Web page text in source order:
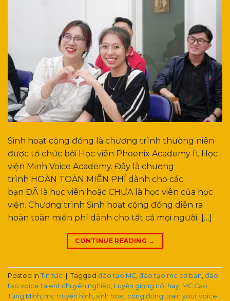
Sinh hoạt cộng đồng là chương trình thường niên
được tổ chức bởi Học viên Phoenix Academy ft Học
viện Minh Voice Academy. Đây là chương
trình HOÀN TOÀN MIỄN PHÍ dành cho các
bạn ĐÃ là học viên hoặc CHƯA là học viên của học
viện. Chương trình Sinh hoạt cộng đồng diễn ra
hoàn toàn miễn phí dành cho tất cả mọi người […]
CONTINUE READING →
Posted in Tin tức Tagged đào tạo MC, đào tạo mc cơ bản, đào
tạo voice talent chuyên nghiệp, Luyện giọng nói hay, MC Cao
Tùng Minh, mc truyền hình, sinh hoạt cộng đồng,train your voice